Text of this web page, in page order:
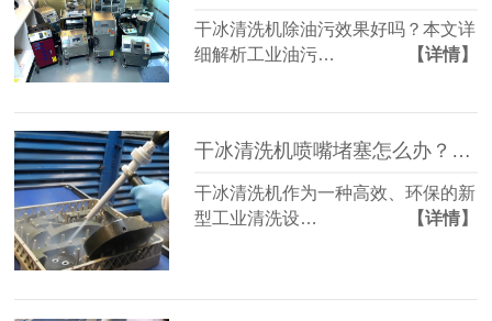
干冰清洗机除油污效果好吗？本文详
细解析工业油污…
【详情】
干冰清洗机喷嘴堵塞怎么办？常见故障维修方法详解
干冰清洗机作为一种高效、环保的新
型工业清洗设…
【详情】